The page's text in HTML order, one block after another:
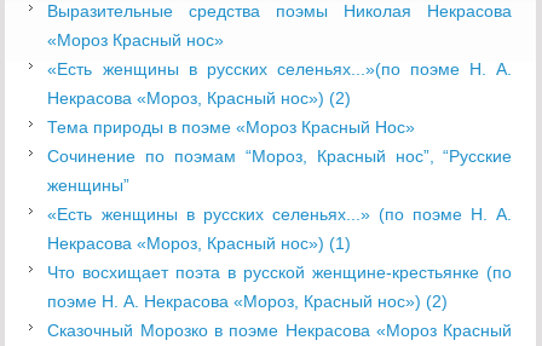
Выразительные средства поэмы Николая Некрасова
«Мороз Красный нос»
«Есть женщины в русских селеньях...»(по поэме Н. А.
Некрасова «Мороз, Красный нос») (2)
Тема природы в поэме «Мороз Красный Нос»
Сочинение по поэмам “Мороз, Красный нос”, “Русские
женщины”
«Есть женщины в русских селеньях...» (по поэме Н. А.
Некрасова «Мороз, Красный нос») (1)
Что восхищает поэта в русской женщине-крестьянке (по
поэме Н. А. Некрасова «Мороз, Красный нос») (2)
Сказочный Морозко в поэме Некрасова «Мороз Красный